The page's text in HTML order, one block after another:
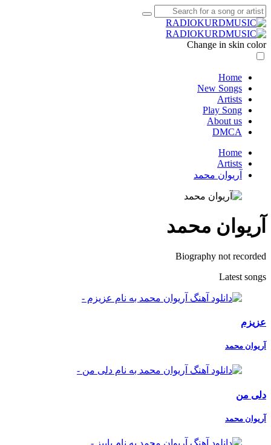
Change in skin color
Home
New Songs
Artists
Play Song
About us
DMCA
Home
Artists
آریوان محمد
آریوان محمد
Biography not recorded
Latest songs
عزیزم
آریوان محمد
دلی من
آریوان محمد